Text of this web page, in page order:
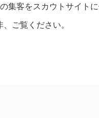
集客をスカウトサイト
ご覧ください。